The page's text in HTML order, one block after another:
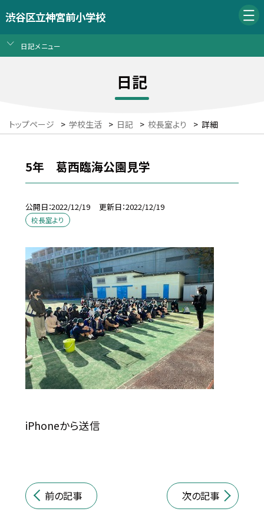
渋谷区立神宮前小学校
日記メニュー
日記
トップページ > 学校生活 > 日記 > 校長室より > 詳細
5年 葛西臨海公園見学
公開日 2022/12/19 更新日 2022/12/19
校長室より
iPhoneから送信
前の記事 次の記事